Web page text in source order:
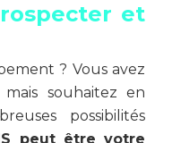
et
? Vous avez
souhaitez en
possibilités
peut être votre